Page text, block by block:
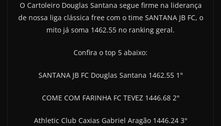
O Cartoleiro Douglas Santana segue firme na liderança
de nossa liga clássica free com o time SANTANA JB FC, o
mito já soma 1462.55 no ranking geral.
Confira o top 5 abaixo:
SANTANA JB FC Douglas Santana 1462.55 1°
COME COM FARINHA FC TEVEZ 1446.68 2°
Athletic Club Caxias Gabriel Aragão 1446.24 3°